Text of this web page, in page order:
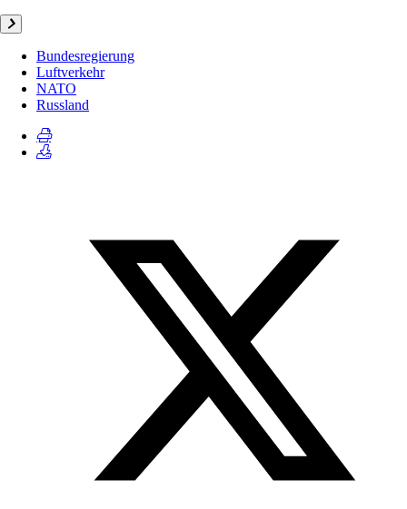
Bundesregierung
Luftverkehr
NATO
Russland